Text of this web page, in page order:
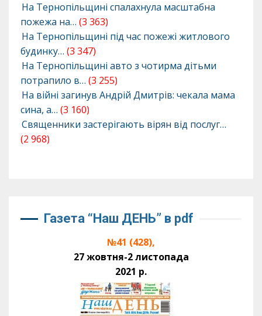
На Тернопільщині спалахнула масштабна
пожежа на… (3 363)
На Тернопільщині під час пожежі житлового
будинку… (3 347)
На Тернопільщині авто з чотирма дітьми
потрапило в… (3 255)
На війні загинув Андрій Дмитрів: чекала мама
сина, а… (3 160)
Священники застерігають вірян від послуг…
(2 968)
Газета “Наш ДЕНЬ” в pdf
№41 (428),
27 жовтня-2 листопада
2021 р.